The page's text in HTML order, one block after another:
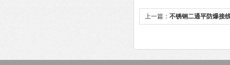
上一篇： 不锈钢二通平防爆接